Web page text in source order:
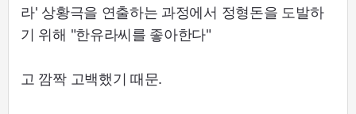
라' 상황극을 연출하는 과정에서 정형돈을 도발하
기 위해 "한유라씨를 좋아한다"
고 깜짝 고백했기 때문.